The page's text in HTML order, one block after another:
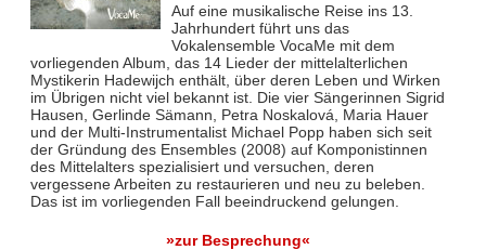
Auf eine musikalische Reise ins 13.
Jahrhundert führt uns das
Vokalensemble VocaMe mit dem
vorliegenden Album, das 14 Lieder der mittelalterlichen
Mystikerin Hadewijch enthält, über deren Leben und Wirken
im Übrigen nicht viel bekannt ist. Die vier Sängerinnen Sigrid
Hausen, Gerlinde Sämann, Petra Noskalová, Maria Hauer
und der Multi-Instrumentalist Michael Popp haben sich seit
der Gründung des Ensembles (2008) auf Komponistinnen
des Mittelalters spezialisiert und versuchen, deren
vergessene Arbeiten zu restaurieren und neu zu beleben.
Das ist im vorliegenden Fall beeindruckend gelungen.
»zur Besprechung«